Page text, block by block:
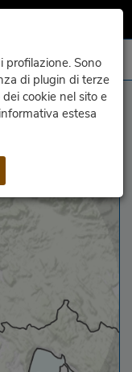
profilazione. Sono
di plugin di terze
cookie nel sito e
estesa